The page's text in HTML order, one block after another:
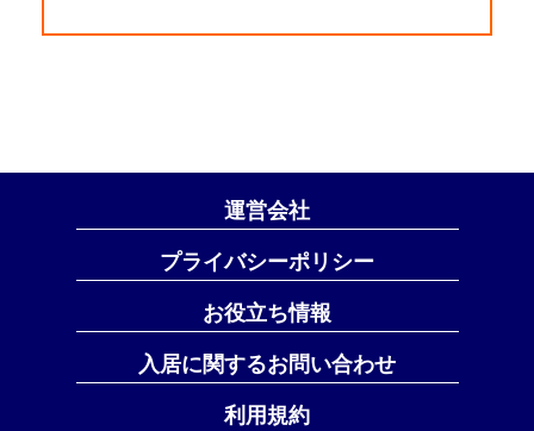
運営会社
プライバシーポリシー
お役立ち情報
入居に関するお問い合わせ
利用規約